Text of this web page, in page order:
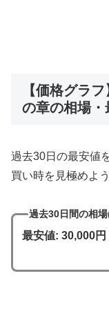
【価格グラ
の章の相場・
過去30日の最安値
買い時を見極めよう
過去30日間の相
最安値: 30,000円